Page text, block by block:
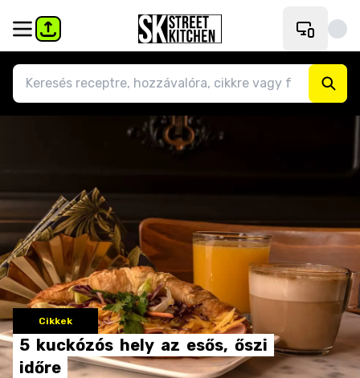
Cikkek
5 kuckózós hely az esős, őszi
időre